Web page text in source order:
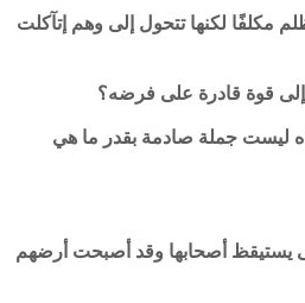
مكلفًا لكنها تتحول إلى وهم إتآكلت
قوة قادرة على فرضه؟
جملة صادمة بقدر ما هي
يستيقظ أصحابها وقد أصبحت أرضهم